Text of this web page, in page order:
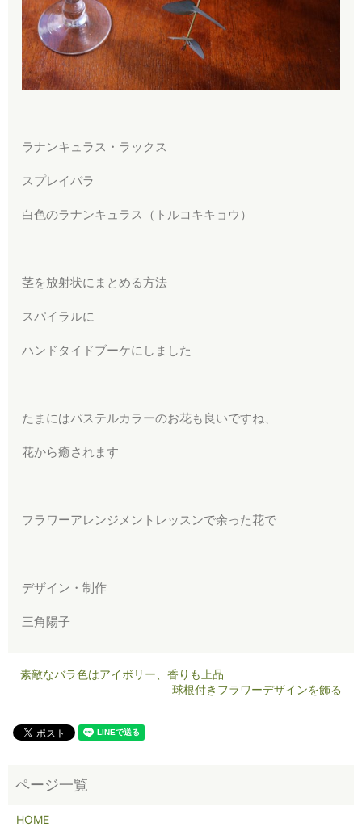
ラナンキュラス・ラックス
スプレイバラ
白色のラナンキュラス（トルコキキョウ）
茎を放射状にまとめる方法
スパイラルに
ハンドタイドブーケにしました
たまにはパステルカラーのお花も良いですね、
花から癒されます
フラワーアレンジメントレッスンで余った花で
デザイン・制作
三角陽子
素敵なバラ色はアイボリー、香りも上品
球根付きフラワーデザインを飾る
HOME